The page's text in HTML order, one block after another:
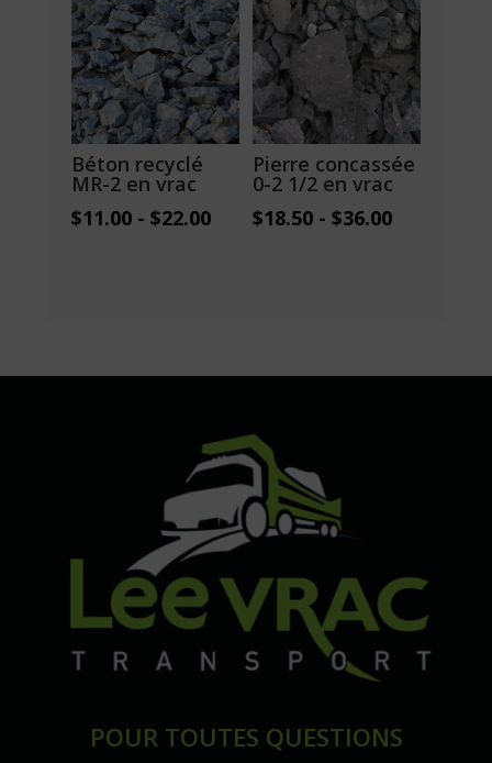
Béton recyclé
MR-2 en vrac
$11.00- $22.00
Pierre concassée
0-2 1/2 en vrac
$18.50 -$36.00
POUR TOUTES QUESTIONS